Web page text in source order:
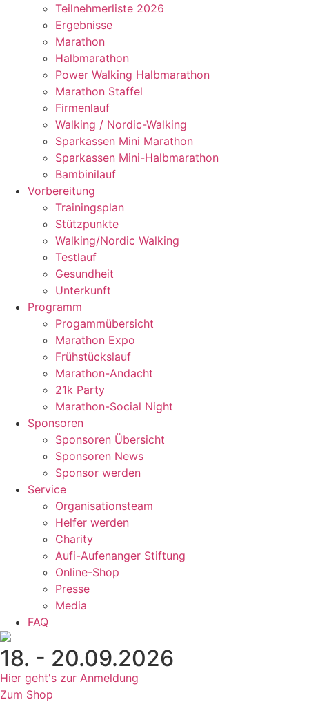
Teilnehmerliste 2026
Ergebnisse
Marathon
Halbmarathon
Power Walking Halbmarathon
Marathon Staffel
Firmenlauf
Walking / Nordic-Walking
Sparkassen Mini Marathon
Sparkassen Mini-Halbmarathon
Bambinilauf
Vorbereitung
Trainingsplan
Stützpunkte
Walking/Nordic Walking
Testlauf
Gesundheit
Unterkunft
Programm
Progammübersicht
Marathon Expo
Frühstückslauf
Marathon-Andacht
21k Party
Marathon-Social Night
Sponsoren
Sponsoren Übersicht
Sponsoren News
Sponsor werden
Service
Organisationsteam
Helfer werden
Charity
Aufi-Aufenanger Stiftung
Online-Shop
Presse
Media
FAQ
18. - 20.09.2026
Hier geht's zur Anmeldung
Zum Shop